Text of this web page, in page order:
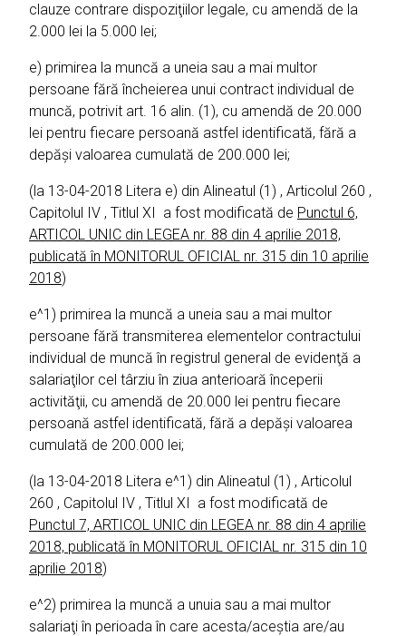
clauze contrare dispoziţiilor legale, cu amendă de la
2.000 lei la 5.000 lei;
e) primirea la muncă a uneia sau a mai multor
persoane fără încheierea unui contract individual de
muncă, potrivit art. 16 alin. (1), cu amendă de 20.000
lei pentru fiecare persoană astfel identificată, fără a
depăşi valoarea cumulată de 200.000 lei;
(la 13-04-2018 Litera e) din Alineatul (1) , Articolul 260 ,
Capitolul IV , Titlul XI a fost modificată de Punctul 6,
ARTICOL UNIC din LEGEA nr. 88 din 4 aprilie 2018,
publicată în MONITORUL OFICIAL nr. 315 din 10 aprilie
2018)
e^1) primirea la muncă a uneia sau a mai multor
persoane fără transmiterea elementelor contractului
individual de muncă în registrul general de evidenţă a
salariaţilor cel târziu în ziua anterioară începerii
activităţii, cu amendă de 20.000 lei pentru fiecare
persoană astfel identificată, fără a depăşi valoarea
cumulată de 200.000 lei;
(la 13-04-2018 Litera e^1) din Alineatul (1) , Articolul
260 , Capitolul IV , Titlul XI a fost modificată de
Punctul 7, ARTICOL UNIC din LEGEA nr. 88 din 4 aprilie
2018, publicată în MONITORUL OFICIAL nr. 315 din 10
aprilie 2018)
e^2) primirea la muncă a unuia sau a mai multor
salariaţi în perioada în care acesta/aceştia are/au